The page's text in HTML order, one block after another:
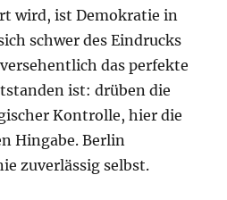
wird, ist Demokratie in
schwer des Eindrucks
das perfekte
ist: drüben die
Kontrolle, hier die
Hingabe. Berlin
zuverlässig selbst.